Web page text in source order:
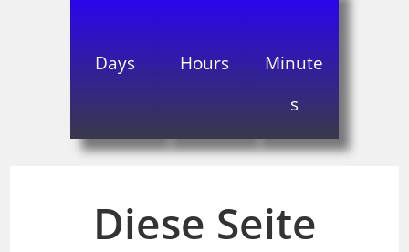
Days Hours
Minute
s
Diese Seite